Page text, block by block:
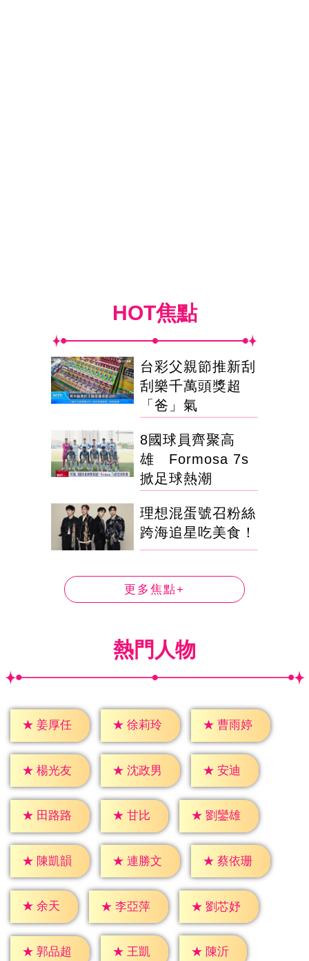
HOT焦點
台彩父親節推新刮
刮樂千萬頭獎超
「爸」氣
8國球員齊聚高
雄 Formosa 7s
掀足球熱潮
理想混蛋號召粉絲
跨海追星吃美食！
更多焦點+
熱門人物
★ 姜厚任 ★ 徐莉玲 ★ 曹雨婷
★ 楊光友 ★ 沈政男 ★ 安迪
★ 田路路 ★ 甘比 ★ 劉鑾雄
★ 陳凱韻 ★ 連勝文 ★ 蔡依珊
★ 余天 ★ 李亞萍 ★ 劉芯妤
★ 郭品超 ★ 王凱 ★ 陳沂